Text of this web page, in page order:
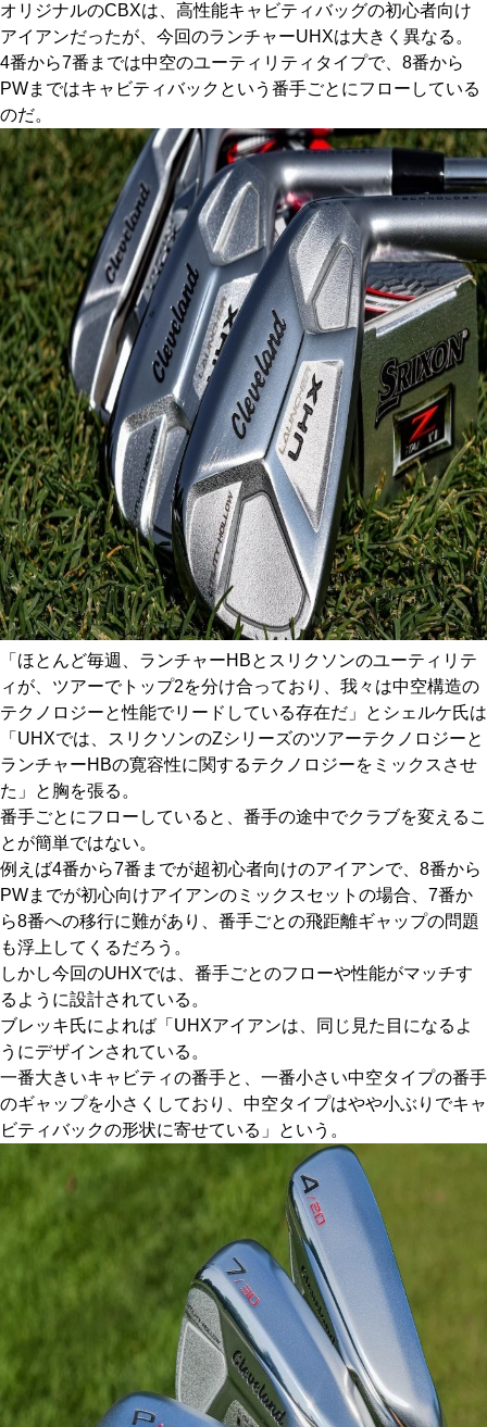
オリジナルのCBXは、高性能キャビティバッグの初心者向け
アイアンだったが、今回のランチャーUHXは大きく異なる。
4番から7番までは中空のユーティリティタイプで、8番から
PWまではキャビティバックという番手ごとにフローしている
のだ。
「ほとんど毎週、ランチャーHBとスリクソンのユーティリテ
ィが、ツアーでトップ2を分け合っており、我々は中空構造の
テクノロジーと性能でリードしている存在だ」とシェルケ氏は
「UHXでは、スリクソンのZシリーズのツアーテクノロジーと
ランチャーHBの寛容性に関するテクノロジーをミックスさせ
た」と胸を張る。
番手ごとにフローしていると、番手の途中でクラブを変えるこ
とが簡単ではない。
例えば4番から7番までが超初心者向けのアイアンで、8番から
PWまでが初心向けアイアンのミックスセットの場合、7番か
ら8番への移行に難があり、番手ごとの飛距離ギャップの問題
も浮上してくるだろう。
しかし今回のUHXでは、番手ごとのフローや性能がマッチす
るように設計されている。
ブレッキ氏によれば「UHXアイアンは、同じ見た目になるよ
うにデザインされている。
一番大きいキャビティの番手と、一番小さい中空タイプの番手
のギャップを小さくしており、中空タイプはやや小ぶりでキャ
ビティバックの形状に寄せている」という。